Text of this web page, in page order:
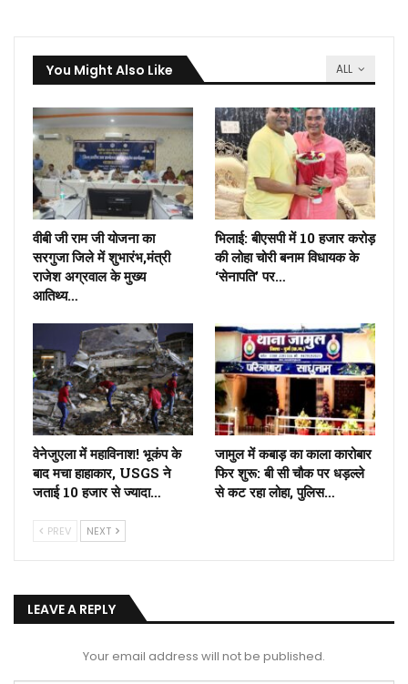
ALL
You Might Also Like
वीबी जी राम जी योजना का
सरगुजा जिले में शुभारंभ,मंत्री
राजेश अग्रवाल के मुख्य
आतिथ्य…
भिलाई: बीएसपी में 10 हजार करोड़
की लोहा चोरी बनाम विधायक के
‘सेनापति’ पर…
वेनेजुएला में महाविनाश! भूकंप के
बाद मचा हाहाकार, USGS ने
जताई 10 हजार से ज्यादा…
जामुल में कबाड़ का काला कारोबार
फिर शुरू: बी सी चौक पर धड़ल्ले
से कट रहा लोहा, पुलिस…
PREV NEXT
LEAVE A REPLY
Your email address will not be published.